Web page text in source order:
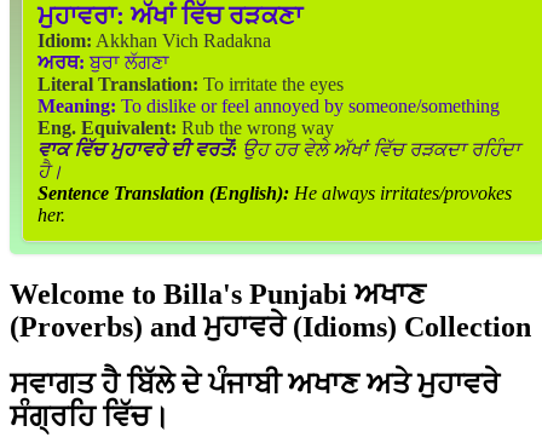
ਮੁਹਾਵਰਾ: ਅੱਖਾਂ ਵਿੱਚ ਰੜਕਣਾ
Idiom: Akkhan Vich Radakna
ਅਰਥ: ਬੁਰਾ ਲੱਗਣਾ
Literal Translation: To irritate the eyes
Meaning: To dislike or feel annoyed by someone/something
Eng. Equivalent: Rub the wrong way
ਵਾਕ ਵਿੱਚ ਮੁਹਾਵਰੇ ਦੀ ਵਰਤੋਂ: ਉਹ ਹਰ ਵੇਲੇ ਅੱਖਾਂ ਵਿੱਚ ਰੜਕਦਾ ਰਹਿੰਦਾ
ਹੈ।
Sentence Translation (English): He always irritates/provokes
her.
Welcome to Billa's Punjabi ਅਖਾਣ
(Proverbs) and ਮੁਹਾਵਰੇ (Idioms) Collection
ਸਵਾਗਤ ਹੈ ਬਿੱਲੇ ਦੇ ਪੰਜਾਬੀ ਅਖਾਣ ਅਤੇ ਮੁਹਾਵਰੇ
ਸੰਗ੍ਰਹਿ ਵਿੱਚ।